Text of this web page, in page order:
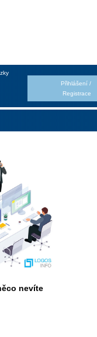
Přihlášení/
Registrace
nevíte